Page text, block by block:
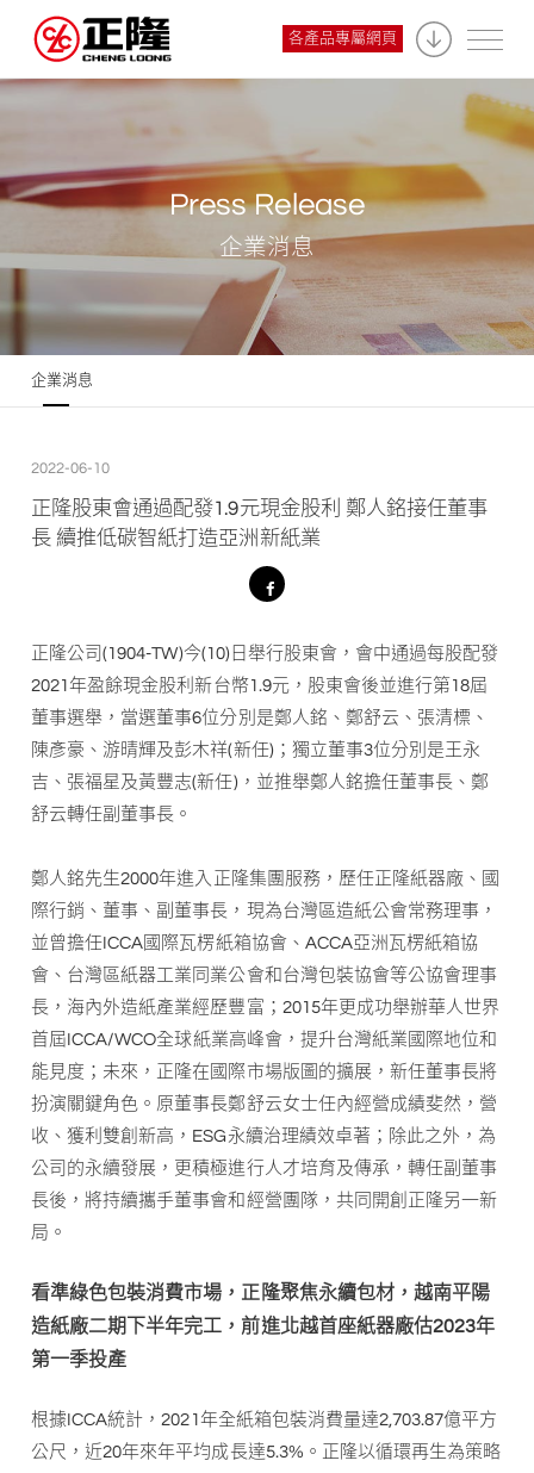
各產品專屬網頁
Press Release
企業消息
企業消息
2022-06-10
正隆股東會通過配發1.9元現金股利 鄭人銘接任董事
長 續推低碳智紙打造亞洲新紙業
正隆公司(1904-TW)今(10)日舉行股東會，會中通過每股配發
2021年盈餘現金股利新台幣1.9元，股東會後並進行第18屆
董事選舉，當選董事6位分別是鄭人銘、鄭舒云、張清標、
陳彥豪、游晴輝及彭木祥(新任)；獨立董事3位分別是王永
吉、張福星及黃豐志(新任)，並推舉鄭人銘擔任董事長、鄭
舒云轉任副董事長。
鄭人銘先生2000年進入正隆集團服務，歷任正隆紙器廠、國
際行銷、董事、副董事長，現為台灣區造紙公會常務理事，
並曾擔任ICCA國際瓦楞紙箱協會、ACCA亞洲瓦楞紙箱協
會、台灣區紙器工業同業公會和台灣包裝協會等公協會理事
長，海內外造紙產業經歷豐富；2015年更成功舉辦華人世界
首屆ICCA/WCO全球紙業高峰會，提升台灣紙業國際地位和
能見度；未來，正隆在國際市場版圖的擴展，新任董事長將
扮演關鍵角色。原董事長鄭舒云女士任內經營成績斐然，營
收、獲利雙創新高，ESG永續治理績效卓著；除此之外，為
公司的永續發展，更積極進行人才培育及傳承，轉任副董事
長後，將持續攜手董事會和經營團隊，共同開創正隆另一新
局。
看準綠色包裝消費市場，正隆聚焦永續包材，越南平陽
造紙廠二期下半年完工，前進北越首座紙器廠估2023年
第一季投產
根據ICCA統計，2021年全紙箱包裝消費量達2,703.87億平方
公尺，近20年來年平均成長達5.3%。正隆以循環再生為策略